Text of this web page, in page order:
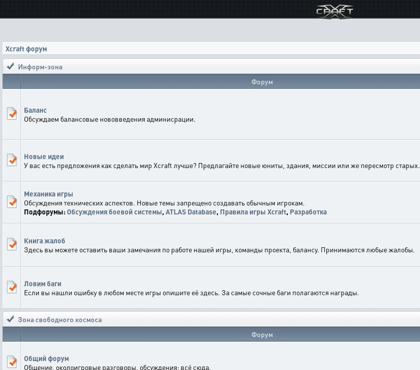
Xcraft форум
Информ-зона
Форум
Баланс
Обсуждаем балансовые нововведения админисрации.
Новые идеи
У вас есть предложения как сделать мир Xcraft лучше? Предлагайте новые юниты, здания, миссии или же пересмотр старых.
Механика игры
Обсуждения технических аспектов. Новые темы запрещено создавать обычным игрокам.
Подфорумы:Обсуждения боевой системы, ATLAS Database, Правила игры Xcraft, Разработка
Книга жалоб
Здесь вы можете оставить ваши замечания по работе нашей игры, команды проекта, балансу. Принимаются любые жалобы.
Ловим баги
Если вы нашли ошибку в любом месте игры опишите её здесь. За самые сочные баги полагаются награды.
Зона свободного космоса
Форум
Общий форум
Общение, околоигровые разговоры, обсуждения: всё сюда.